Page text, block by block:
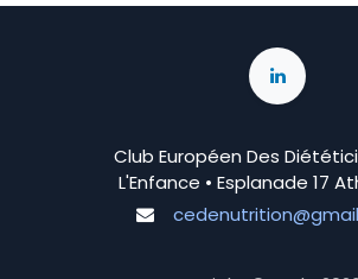
Club Européen Des
L'Enfance • Esplanade 17